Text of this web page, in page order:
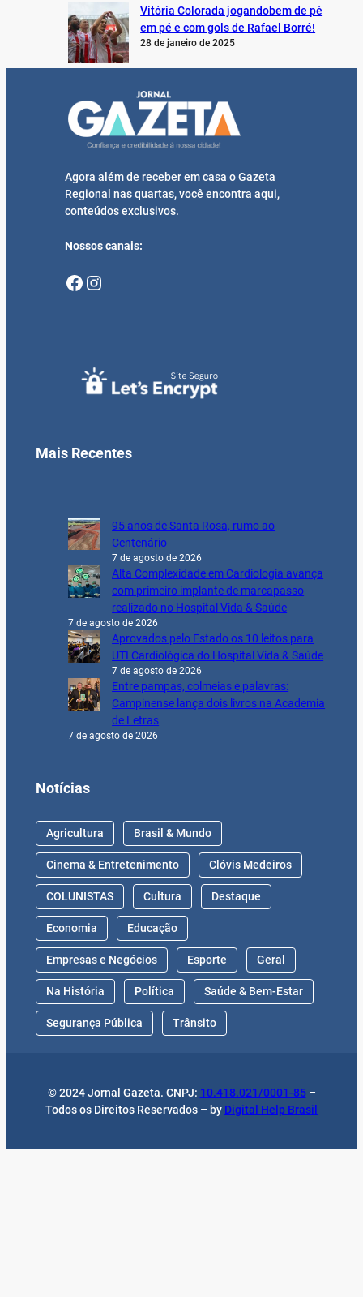
Vitória Colorada jogandobem de pé
em pé e com gols de Rafael Borré!
28 de janeiro de 2025
Agora além de receber em casa o Gazeta
Regional nas quartas, você encontra aqui,
conteúdos exclusivos.
Nossos canais:
Facebook Instagram
Mais Recentes
95 anos de Santa Rosa, rumo ao
Centenário
7 de agosto de 2026
Alta Complexidade em Cardiologia avança
com primeiro implante de marcapasso
realizado no Hospital Vida & Saúde
7 de agosto de 2026
Aprovados pelo Estado os 10 leitos para
UTI Cardiológica do Hospital Vida & Saúde
7 de agosto de 2026
Entre pampas, colmeias e palavras:
Campinense lança dois livros na Academia
de Letras
7 de agosto de 2026
Notícias
Agricultura Brasil & Mundo
Cinema & Entretenimento Clóvis Medeiros
COLUNISTAS Cultura Destaque
Economia Educação
Empresas e Negócios Esporte Geral
Na História Política Saúde & Bem-Estar
Segurança Pública Trânsito
© 2024 Jornal Gazeta. CNPJ: 10.418.021/0001-85–
Todos os Direitos Reservados – by Digital Help Brasil